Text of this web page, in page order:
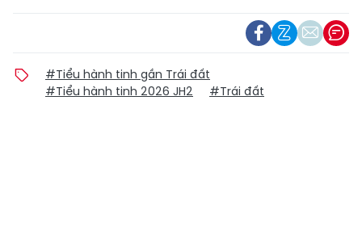
#Tiểu hành tinh gần Trái đất
#Tiểu hành tinh 2026 JH2
#Trái đất